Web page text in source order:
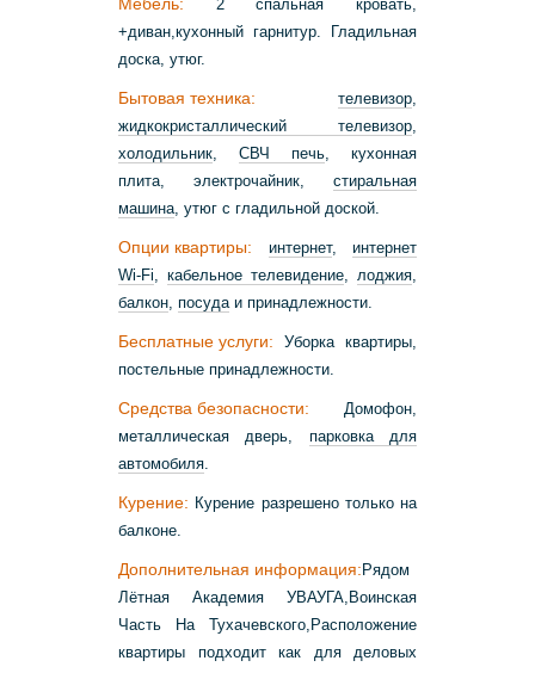
2 спальная кровать,
+диван,кухонный гарнитур. Гладильная
доска, утюг.
Бытовая техника: телевизор
жидкокристаллический телевизор
холодильник
СВЧ печь , кухонная
плита, электрочайник, стиральная
машина , утюг с гладильной доской.
Опции квартиры: интернет, интернет
Wi-Fi
кабельное телевидение лоджия
балкон посуда и принадлежности.
Бесплатные услуги: Уборка квартиры,
постельные принадлежности.
Средства безопасности: Домофон,
металлическая дверь, парковка для
автомобиля
Курение: Курение разрешено только на
балконе.
Дополнительная информация:Рядом
Лётная Академия УВАУГА,Воинская
Часть На Тухачевского,Расположение
квартиры подходит как для деловых